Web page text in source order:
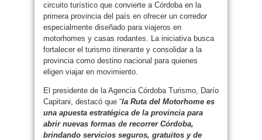
circuito turístico que convierte a Córdoba en la
primera provincia del país en ofrecer un corredor
especialmente diseñado para viajeros en
motorhomes y casas rodantes. La iniciativa busca
fortalecer el turismo itinerante y consolidar a la
provincia como destino nacional para quienes
eligen viajar en movimiento.
El presidente de la Agencia Córdoba Turismo, Darío
Capitani, destacó que “la Ruta del Motorhome es
una apuesta estratégica de la provincia para
abrir nuevas formas de recorrer Córdoba,
brindando servicios seguros, gratuitos y de